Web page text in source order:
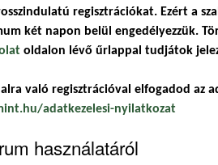
regisztrációkat. Ezért a
két napon belül engedélyezzük.
oldalon lévő űrlappal tudjátok
való regisztrációval elfogadod az
adatkezelesi-nyilatkozat
használatáról